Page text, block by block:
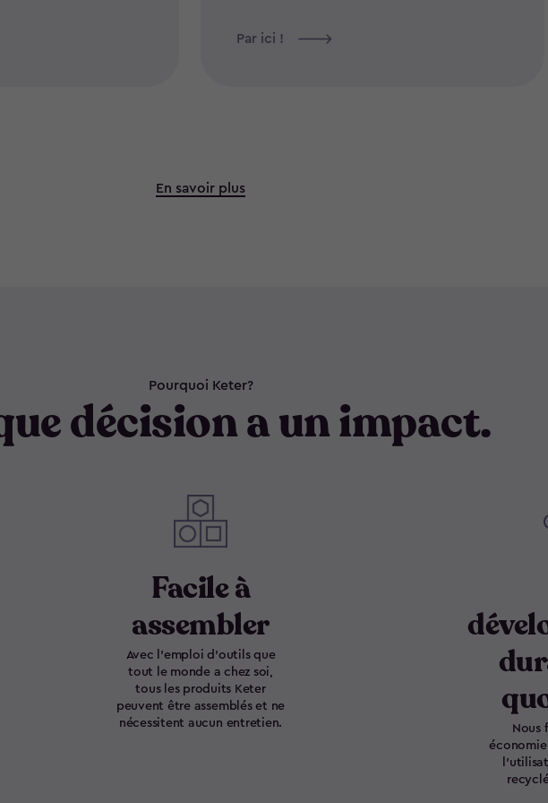
Par ici !
En savoir plus
Pourquoi Keter?
décision a un impact.
Facile à
assembler
Avec l'emploi d'outils que
tout le monde a chez soi,
tous les produits Keter
peuvent être assemblés et ne
nécessitent aucun entretien.
Nous